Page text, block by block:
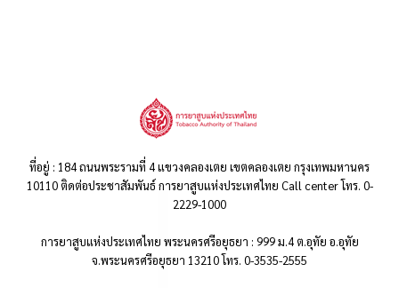
ที่อยู่ : 184 ถนนพระรามที่ 4 แขวงคลองเตย เขตคลองเตย กรุงเทพมหานคร
10110 ติดต่อประชาสัมพันธ์ การยาสูบแห่งประเทศไทย Call center โทร. 0-
2229-1000
การยาสูบแห่งประเทศไทย พระนครศรีอยุธยา : 999 ม.4 ต.อุทัย อ.อุทัย
จ.พระนครศรีอยุธยา 13210 โทร. 0-3535-2555